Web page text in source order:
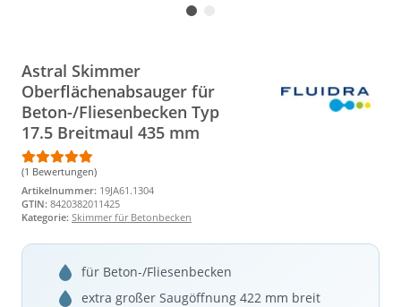
Astral Skimmer
Oberflächenabsauger für
Beton-/Fliesenbecken Typ
17.5 Breitmaul 435 mm
(1 Bewertungen)
Artikelnummer: 19JA61.1304
GTIN: 8420382011425
Kategorie: Skimmer für Betonbecken
für Beton-/Fliesenbecken
extra großer Saugöffnung 422 mm breit